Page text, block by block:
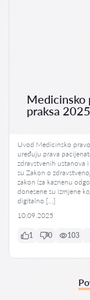
Medicinsko
praksa 2025
Uvod Medicinsko
uređuju prava
zdravstvenih ustanova
su Zakon o
zakon (za kaznenu
donesene su izmjene
digitalno […]
10.09.2025
1 0 103